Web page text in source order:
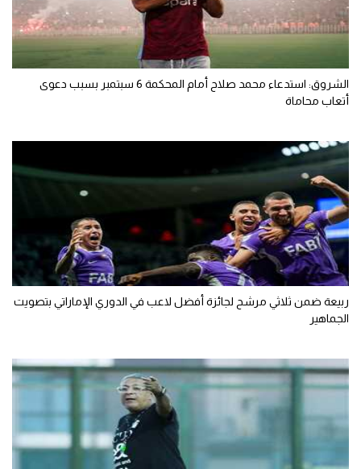
الشروق: استدعاء محمد صلاح أمام المحكمة 6 سبتمبر بسبب دعوى
أتعاب محاماة
ربيعة ضمن ثلاثي مرشح لجائزة أفضل لاعب في الدوري الإماراتي بتصويت
الجماهير